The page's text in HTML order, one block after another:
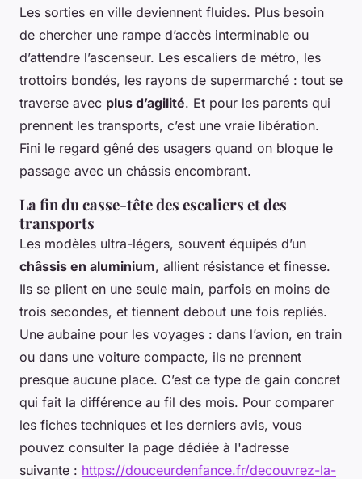
Les sorties en ville deviennent fluides. Plus besoin
de chercher une rampe d’accès interminable ou
d’attendre l’ascenseur. Les escaliers de métro, les
trottoirs bondés, les rayons de supermarché : tout se
traverse avec plus d’agilité. Et pour les parents qui
prennent les transports, c’est une vraie libération.
Fini le regard gêné des usagers quand on bloque le
passage avec un châssis encombrant.
La fin du casse-tête des escaliers et des
transports
Les modèles ultra-légers, souvent équipés d’un
châssis en aluminium, allient résistance et finesse.
Ils se plient en une seule main, parfois en moins de
trois secondes, et tiennent debout une fois repliés.
Une aubaine pour les voyages : dans l’avion, en train
ou dans une voiture compacte, ils ne prennent
presque aucune place. C’est ce type de gain concret
qui fait la différence au fil des mois. Pour comparer
les fiches techniques et les derniers avis, vous
pouvez consulter la page dédiée à l'adresse
suivante : https://douceurdenfance.fr/decouvrez-la-